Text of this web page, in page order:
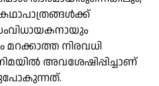
മറക്കാത്ത നിരവധി
അവശേഷിപ്പിച്ചാണ്